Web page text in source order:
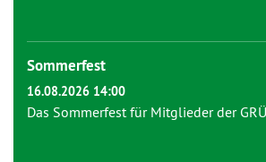
Sommerfest
16.08.2026 14:00
Das Sommerfest für Mitglieder der